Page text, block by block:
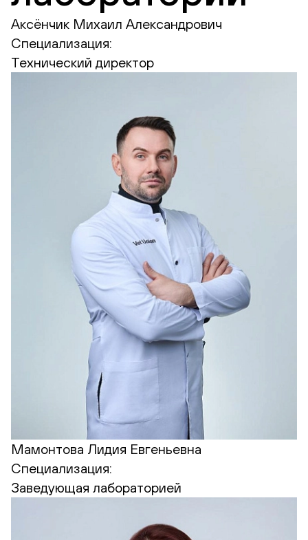
Аксёнчик Михаил Александрович
Специализация:
Технический директор
Мамонтова Лидия Евгеньевна
Специализация:
Заведующая лабораторией